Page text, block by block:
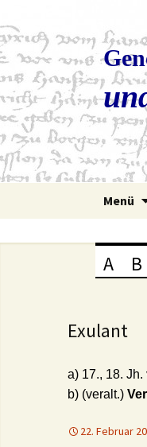
Menü
A B
Exulant
a) 17., 18. Jh.
b) (veralt.)
22. Februar